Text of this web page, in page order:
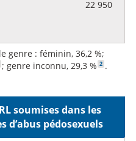
22 950
genre : féminin, 36,2 %;
Voir la note en bas de page :
; genre inconnu, 29,3 %
Voir la note
2 .
soumises dans les
d’abus pédosexuels